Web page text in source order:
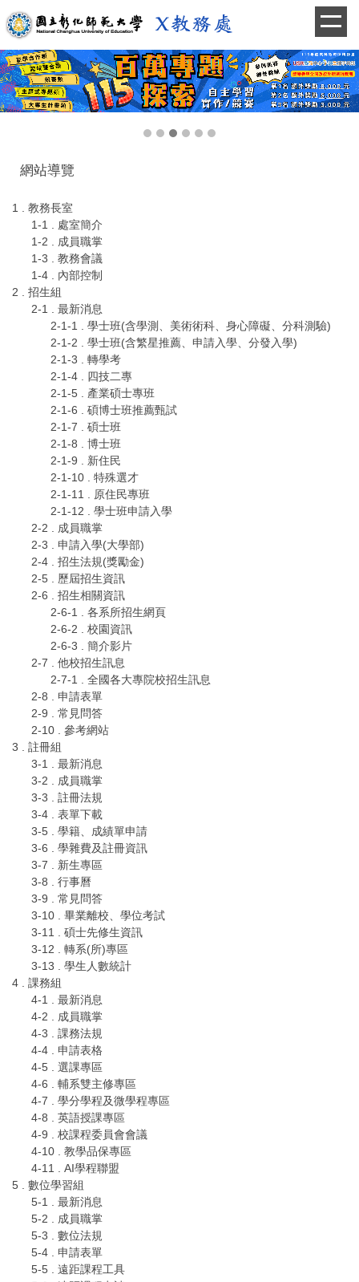
跳
到
要
內
容
區
網站導覽
1 . 教務長室
1-1 . 處室簡介
1-2 . 成員職掌
1-3 . 教務會議
1-4 . 內部控制
2 . 招生組
2-1 . 最新消息
2-1-1 . 學士班(含學測、美術術科、身心障礙、分科測驗)
2-1-2 . 學士班(含繁星推薦、申請入學、分發入學)
2-1-3 . 轉學考
2-1-4 . 四技二專
2-1-5 . 產業碩士專班
2-1-6 . 碩博士班推薦甄試
2-1-7 . 碩士班
2-1-8 . 博士班
2-1-9 . 新住民
2-1-10 . 特殊選才
2-1-11 . 原住民專班
2-1-12 . 學士班申請入學
2-2 . 成員職掌
2-3 . 申請入學(大學部)
2-4 . 招生法規(獎勵金)
2-5 . 歷屆招生資訊
2-6 . 招生相關資訊
2-6-1 . 各系所招生網頁
2-6-2 . 校園資訊
2-6-3 . 簡介影片
2-7 . 他校招生訊息
2-7-1 . 全國各大專院校招生訊息
2-8 . 申請表單
2-9 . 常見問答
2-10 . 參考網站
3 . 註冊組
3-1 . 最新消息
3-2 . 成員職掌
3-3 . 註冊法規
3-4 . 表單下載
3-5 . 學籍、成績單申請
3-6 . 學雜費及註冊資訊
3-7 . 新生專區
3-8 . 行事曆
3-9 . 常見問答
3-10 . 畢業離校、學位考試
3-11 . 碩士先修生資訊
3-12 . 轉系(所)專區
3-13 . 學生人數統計
4 . 課務組
4-1 . 最新消息
4-2 . 成員職掌
4-3 . 課務法規
4-4 . 申請表格
4-5 . 選課專區
4-6 . 輔系雙主修專區
4-7 . 學分學程及微學程專區
4-8 . 英語授課專區
4-9 . 校課程委員會會議
4-10 . 教學品保專區
4-11 . AI學程聯盟
5 . 數位學習組
5-1 . 最新消息
5-2 . 成員職掌
5-3 . 數位法規
5-4 . 申請表單
5-5 . 遠距課程工具